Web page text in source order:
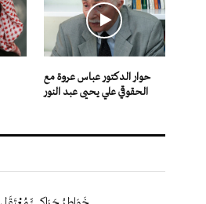
حوار الدكتور عباس عروة مع
الحقوقي علي يحيى عبد النور